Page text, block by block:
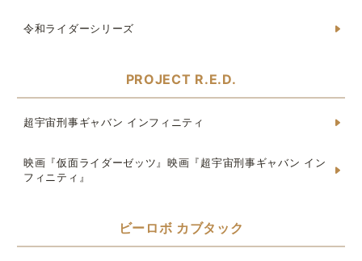
令和ライダーシリーズ
PROJECT R.E.D.
超宇宙刑事ギャバン インフィニティ
映画『仮面ライダーゼッツ』映画『超宇宙刑事ギャバン イン
フィニティ』
ビーロボ カブタック